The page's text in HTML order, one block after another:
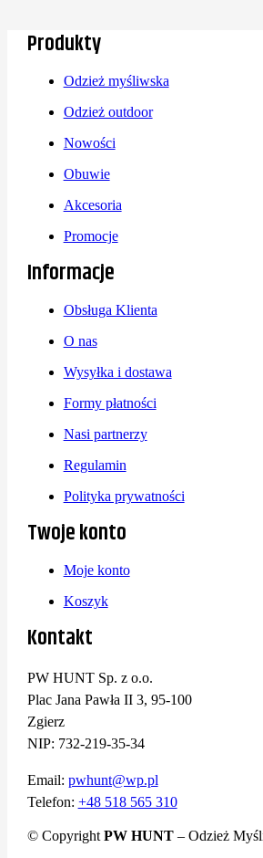
Produkty
Odzież myśliwska
Odzież outdoor
Nowości
Obuwie
Akcesoria
Promocje
Informacje
Obsługa Klienta
O nas
Wysyłka i dostawa
Formy płatności
Nasi partnerzy
Regulamin
Polityka prywatności
Twoje konto
Moje konto
Koszyk
Kontakt
PW HUNT Sp. z o.o.
Plac Jana Pawła II 3, 95-100
Zgierz
NIP: 732-219-35-34
Email: pwhunt@wp.pl
Telefon: +48 518 565 310
© Copyright PW HUNT– Odzież